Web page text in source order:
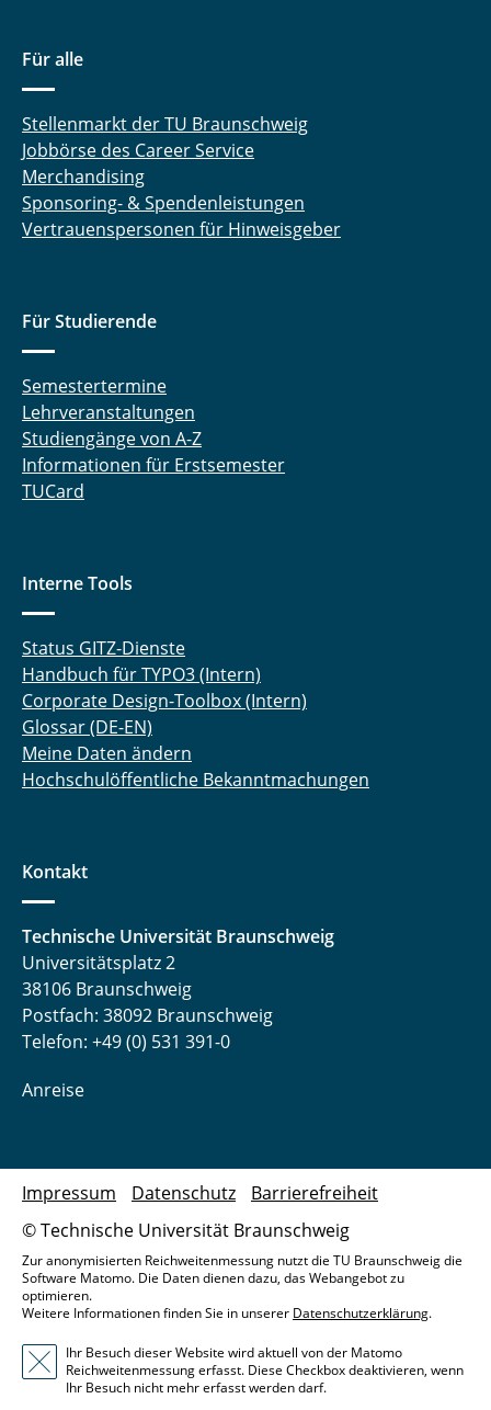
Für alle
Stellenmarkt der TU Braunschweig
Jobbörse des Career Service
Merchandising
Sponsoring- & Spendenleistungen
Vertrauenspersonen für Hinweisgeber
Für Studierende
Semestertermine
Lehrveranstaltungen
Studiengänge von A-Z
Informationen für Erstsemester
TUCard
Interne Tools
Status GITZ-Dienste
Handbuch für TYPO3 (Intern)
Corporate Design-Toolbox (Intern)
Glossar (DE-EN)
Meine Daten ändern
Hochschulöffentliche Bekanntmachungen
Kontakt
Technische Universität Braunschweig
Universitätsplatz 2
38106 Braunschweig
Postfach: 38092 Braunschweig
Telefon: +49 (0) 531 391-0
Anreise
© Technische Universität Braunschweig
Impressum Datenschutz Barrierefreiheit
Zur anonymisierten Reichweitenmessung nutzt die TU Braunschweig die
Software Matomo. Die Daten dienen dazu, das Webangebot zu
optimieren.
Weitere Informationen finden Sie in unserer Datenschutzerklärung.
Ihr Besuch dieser Website wird aktuell von der Matomo
Reichweitenmessung erfasst. Diese Checkbox deaktivieren, wenn
Ihr Besuch nicht mehr erfasst werden darf.